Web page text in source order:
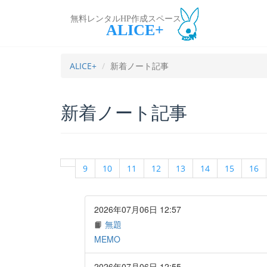
無料レンタルHP作成スペース
ALICE+
ALICE+ 新着ノート記事
新着ノート記事
9 10 11 12 13 14 15 16
2026年07月06日 12:57
📙 無題
MEMO